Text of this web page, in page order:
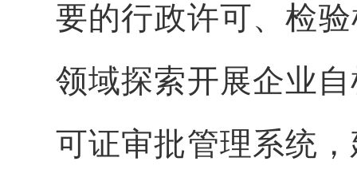
要的行政许可、检
领域探索开展企业
可证审批管理系统